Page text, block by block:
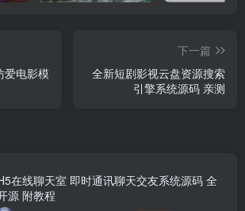
爱电影模
下一篇
全新短剧影视云盘资源搜索
引擎系统源码 亲测
在线聊天室 即时通讯聊天交友系统源码 全
源 附教程